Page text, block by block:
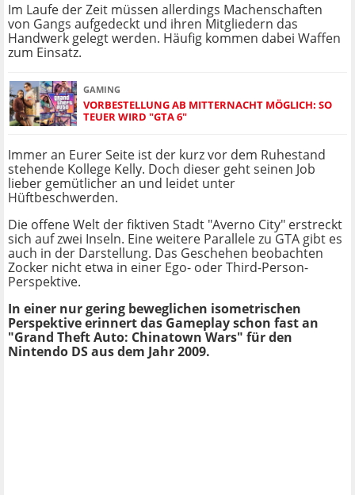
Im Laufe der Zeit müssen allerdings Machenschaften
von Gangs aufgedeckt und ihren Mitgliedern das
Handwerk gelegt werden. Häufig kommen dabei Waffen
zum Einsatz.
GAMING
VORBESTELLUNG AB MITTERNACHT MÖGLICH: SO
TEUER WIRD "GTA 6"
Immer an Eurer Seite ist der kurz vor dem Ruhestand
stehende Kollege Kelly. Doch dieser geht seinen Job
lieber gemütlicher an und leidet unter
Hüftbeschwerden.
Die offene Welt der fiktiven Stadt "Averno City" erstreckt
sich auf zwei Inseln. Eine weitere Parallele zu GTA gibt es
auch in der Darstellung. Das Geschehen beobachten
Zocker nicht etwa in einer Ego- oder Third-Person-
Perspektive.
In einer nur gering beweglichen isometrischen
Perspektive erinnert das Gameplay schon fast an
"Grand Theft Auto: Chinatown Wars" für den
Nintendo DS aus dem Jahr 2009.